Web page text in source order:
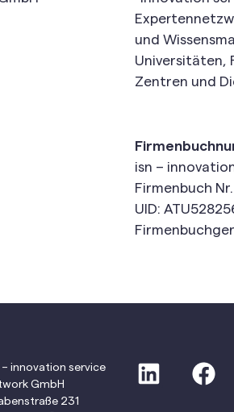
und
Universitäten,
Zentren und
isn –
Firmenbuch
UID:
– innovation service
GmbH
231